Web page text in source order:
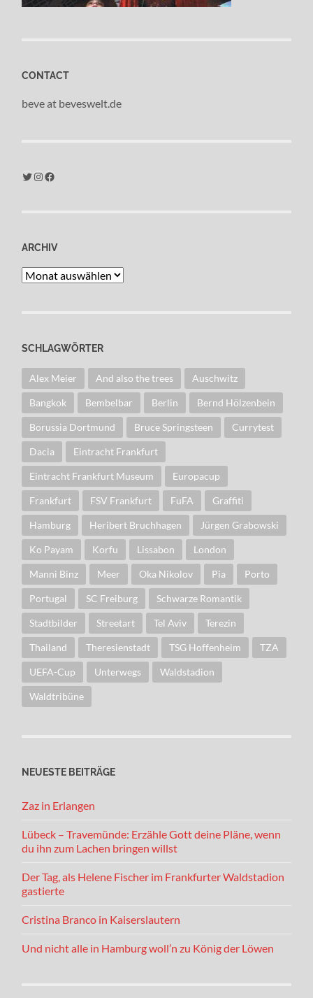
CONTACT
beve at beveswelt.de
Twitter Instagram Facebook
ARCHIV
Archiv
SCHLAGWÖRTER
Alex Meier And also the trees Auschwitz
Bangkok Bembelbar Berlin Bernd Hölzenbein
Borussia Dortmund Bruce Springsteen Currytest
Dacia Eintracht Frankfurt
Eintracht Frankfurt Museum Europacup
Frankfurt FSV Frankfurt FuFA Graffiti
Hamburg Heribert Bruchhagen Jürgen Grabowski
Ko Payam Korfu Lissabon London
Manni Binz Meer Oka Nikolov Pia Porto
Portugal SC Freiburg Schwarze Romantik
Stadtbilder Streetart Tel Aviv Terezin
Thailand Theresienstadt TSG Hoffenheim TZA
UEFA-Cup Unterwegs Waldstadion
Waldtribüne
NEUESTE BEITRÄGE
Zaz in Erlangen
Lübeck – Travemünde: Erzähle Gott deine Pläne, wenn
du ihn zum Lachen bringen willst
Der Tag, als Helene Fischer im Frankfurter Waldstadion
gastierte
Cristina Branco in Kaiserslautern
Und nicht alle in Hamburg woll’n zu König der Löwen